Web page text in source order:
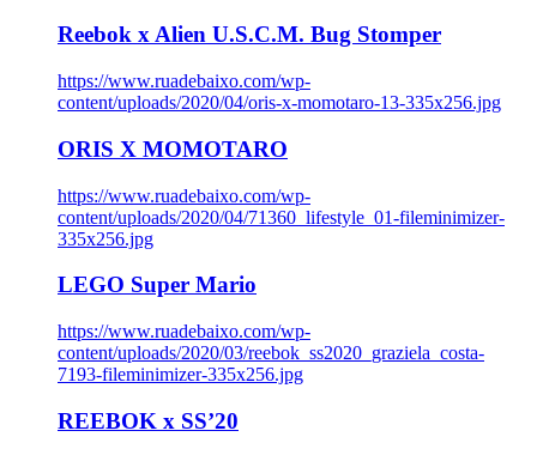
Reebok x Alien U.S.C.M. Bug Stomper
https://www.ruadebaixo.com/wp-
content/uploads/2020/04/oris-x-momotaro-13-335x256.jpg
ORIS X MOMOTARO
https://www.ruadebaixo.com/wp-
content/uploads/2020/04/71360_lifestyle_01-fileminimizer-
335x256.jpg
LEGO Super Mario
https://www.ruadebaixo.com/wp-
content/uploads/2020/03/reebok_ss2020_graziela_costa-
7193-fileminimizer-335x256.jpg
REEBOK x SS’20